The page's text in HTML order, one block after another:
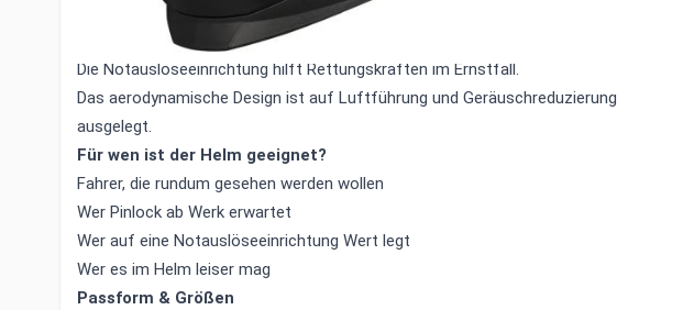
EPS ist der Dämpfungskern zwischen Außenschale und Polster, der die
Aufprallenergie aufnimmt.
Die Notauslöseeinrichtung hilft Rettungskräften im Ernstfall.
Das aerodynamische Design ist auf Luftführung und Geräuschreduzierung
ausgelegt.
Für wen ist der Helm geeignet?
Fahrer, die rundum gesehen werden wollen
Wer Pinlock ab Werk erwartet
Wer auf eine Notauslöseeinrichtung Wert legt
Wer es im Helm leiser mag
Passform & Größen